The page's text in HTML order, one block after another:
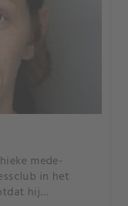
mede-
in het
hij